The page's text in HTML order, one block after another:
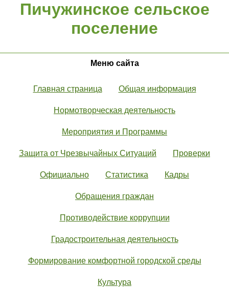
Пичужинское сельское
поселение
Меню сайта
Главная страница Общая информация
Нормотворческая деятельность
Мероприятия и Программы
Защита от Чрезвычайных Ситуаций Проверки
Официально Статистика Кадры
Обращения граждан
Противодействие коррупции
Градостроительная деятельность
Формирование комфортной городской среды
Культура